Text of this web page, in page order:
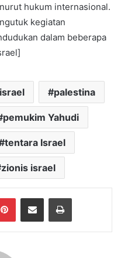
hukum internasional.
kegiatan
dalam beberapa
israel palestina
pemukim Yahudi
tentara Israel
zionis israel
PinterestShare via Email Print